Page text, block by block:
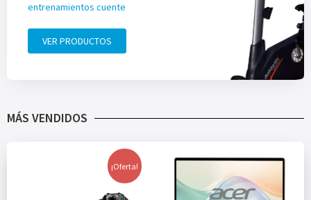
entrenamientos cuente
VER PRODUCTOS
MÁS VENDIDOS
¡Oferta!